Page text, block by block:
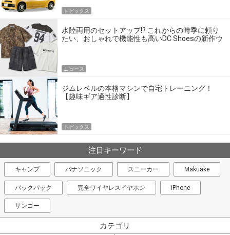
トピックス
水陸両用のセットアップ!? これからの時季に頼り
たい、おしゃれで機能性も高いDC Shoesの新作ウ
ニュース
ジムレベルの本格マシンで自宅トレーニング！
【趣味ギア適性診断】
トピックス
注目キーワード
キャンプ パナソニック スニーカー Makuake
バックパック 完全ワイヤレスイヤホン iPhone
サンコー
カテゴリ